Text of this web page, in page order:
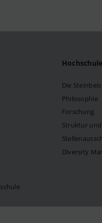
Hochschule
Die
Philosophie
Forschung
Struktur
Diversity